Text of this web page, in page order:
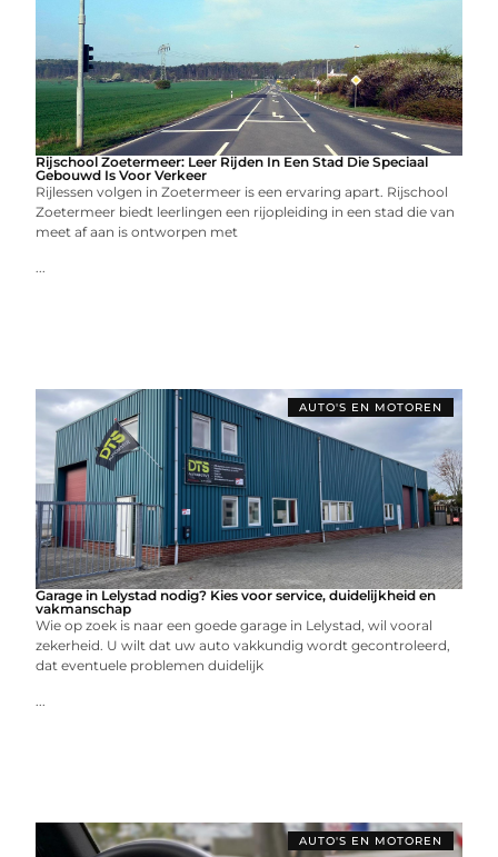
Rijschool Zoetermeer: Leer Rijden In Een Stad Die Speciaal
Gebouwd Is Voor Verkeer
Rijlessen volgen in Zoetermeer is een ervaring apart. Rijschool
Zoetermeer biedt leerlingen een rijopleiding in een stad die van
meet af aan is ontworpen met
...
AUTO'S EN MOTOREN
Garage in Lelystad nodig? Kies voor service, duidelijkheid en
vakmanschap
Wie op zoek is naar een goede garage in Lelystad, wil vooral
zekerheid. U wilt dat uw auto vakkundig wordt gecontroleerd,
dat eventuele problemen duidelijk
...
AUTO'S EN MOTOREN